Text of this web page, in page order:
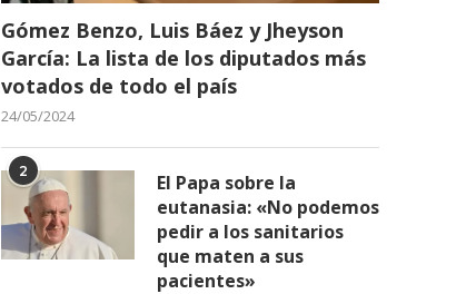
Gómez Benzo, Luis Báez y Jheyson
García: La lista de los diputados más
votados de todo el país
24/05/2024
2
El Papa sobre la
eutanasia: «No podemos
pedir a los sanitarios
que maten a sus
pacientes»